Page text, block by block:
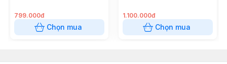
799.000đ
Chọn mua
1.100.000đ
Chọn mua